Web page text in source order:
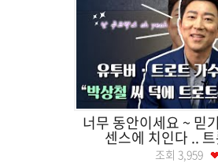
너무 동안이세요 ~ 믿
센스에 치인다 ..
조회 3,959